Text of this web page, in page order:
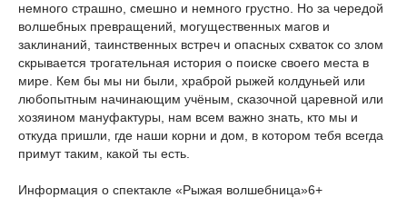
немного страшно, смешно и немного грустно. Но за чередой
волшебных превращений, могущественных магов и
заклинаний, таинственных встреч и опасных схваток со злом
скрывается трогательная история о поиске своего места в
мире. Кем бы мы ни были, храброй рыжей колдуньей или
любопытным начинающим учёным, сказочной царевной или
хозяином мануфактуры, нам всем важно знать, кто мы и
откуда пришли, где наши корни и дом, в котором тебя всегда
примут таким, какой ты есть.
Информация о спектакле «Рыжая волшебница»6+